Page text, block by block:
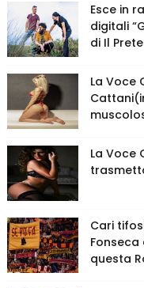
Esce in
digitali
di Il
La Voce
La Voce
Cari
questa